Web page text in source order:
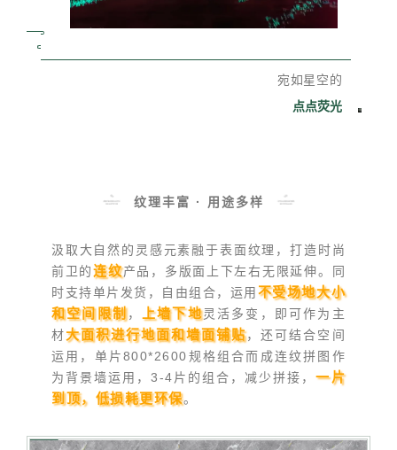
宛如星空的
点点荧光
纹理丰富 · 用途多样
汲取大自然的灵感元素融于表面纹理，打造时尚
前卫的连纹产品，多版面上下左右无限延伸。同
时支持单片发货，自由组合，运用 不受场地大小
和空间限制， 上墙下地灵活多变，即可作为主
材大面积进行地面和墙面铺贴，还可结合空间
运用，单片800*2600规格组合而成连纹拼图作
为背景墙运用，3-4片的组合，减少拼接，一片
到顶，低损耗更环保。